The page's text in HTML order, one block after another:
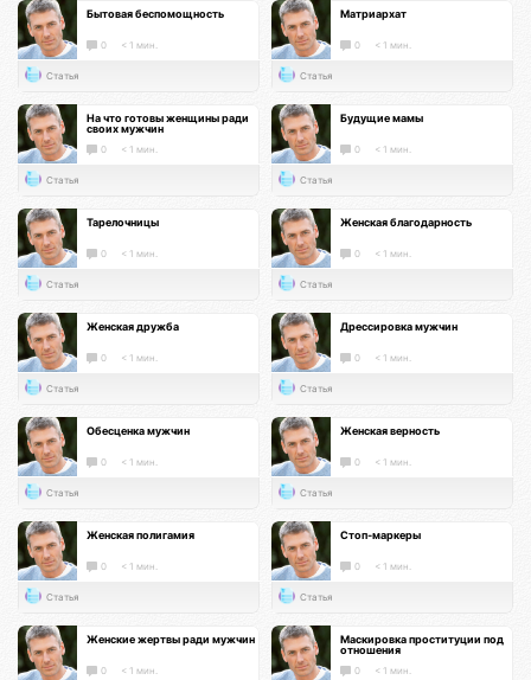
Бытовая беспомощность
0 < 1 мин.
Статья
Матриархат
0 < 1 мин.
Статья
На что готовы женщины ради
своих мужчин
0 < 1 мин.
Статья
Будущие мамы
0 < 1 мин.
Статья
Тарелочницы
0 < 1 мин.
Статья
Женская благодарность
0 < 1 мин.
Статья
Женская дружба
0 < 1 мин.
Статья
Дрессировка мужчин
0 < 1 мин.
Статья
Обесценка мужчин
0 < 1 мин.
Статья
Женская верность
0 < 1 мин.
Статья
Женская полигамия
0 < 1 мин.
Статья
Стоп-маркеры
0 < 1 мин.
Статья
Женские жертвы ради мужчин
0 < 1 мин.
Маскировка проституции под
отношения
0 < 1 мин.